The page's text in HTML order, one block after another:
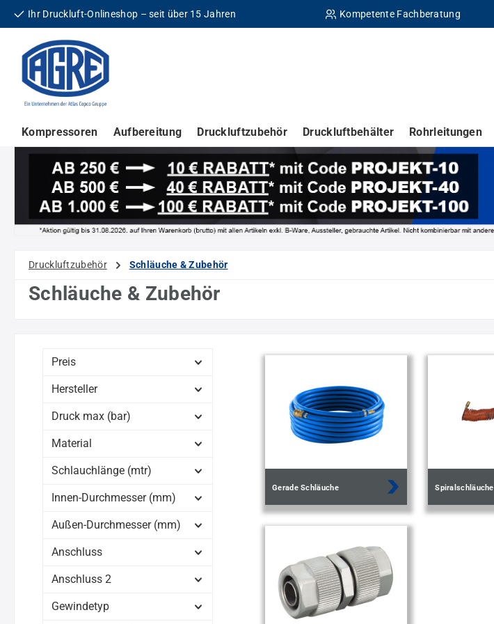
Hauptinhalt springen
Zur Suche springen
Zur Hauptnavigation springen
Ihr Druckluft-Onlineshop – seit über 15 Jahren Kompetente Fachberatung
Kompressoren Aufbereitung Druckluftzubehör Druckluftbehälter Rohrleitungen
Druckluftzubehör Schläuche & Zubehör
Schläuche & Zubehör
Preis
Hersteller
Druck max (bar)
Material
Schlauchlänge (mtr)
Innen-Durchmesser (mm)
Außen-Durchmesser (mm)
Anschluss
Anschluss 2
Gewindetyp
Gerade Schläuche Spiralschläuche